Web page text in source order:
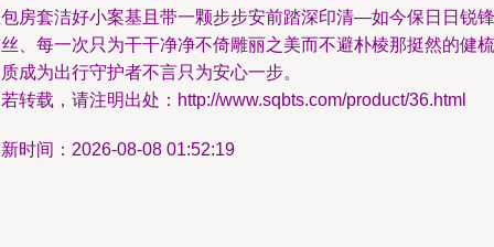
房套洁好小案基且带一颗步步安前踏深印清—如今保日日锐锋
、每一次只为干干净净不倚雕丽之美而不避朴棱那挺然的健梳
成为出行守护者不言只为安心一步。
转载，请注明出处：http://www.sqbts.com/product/36.html
时间：2026-08-08 01:52:19